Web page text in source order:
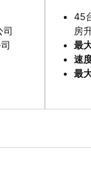
司
45
房
最
速
最